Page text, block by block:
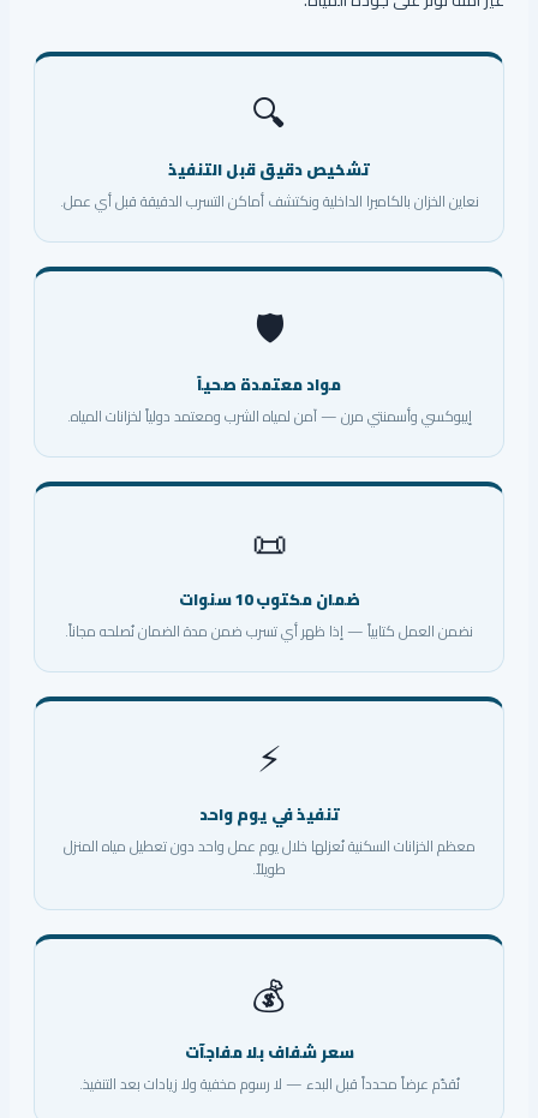
🔍
تشخيص دقيق قبل التنفيذ
نعاين الخزان بالكاميرا الداخلية ونكتشف أماكن التسرب الدقيقة قبل أي عمل.
🛡️
مواد معتمدة صحياً
إيبوكسي وأسمنتي مرن — آمن لمياه الشرب ومعتمد دولياً لخزانات المياه.
📜
ضمان مكتوب 10 سنوات
نضمن العمل كتابياً — إذا ظهر أي تسرب ضمن مدة الضمان نُصلحه مجاناً.
⚡
تنفيذ في يوم واحد
معظم الخزانات السكنية نُعزلها خلال يوم عمل واحد دون تعطيل مياه المنزل
طويلاً.
💰
سعر شفاف بلا مفاجآت
نُقدّم عرضاً محدداً قبل البدء — لا رسوم مخفية ولا زيادات بعد التنفيذ.